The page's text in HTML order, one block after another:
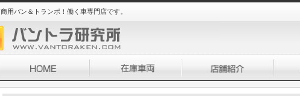
商用バン＆トランポ！働く車専門店です。